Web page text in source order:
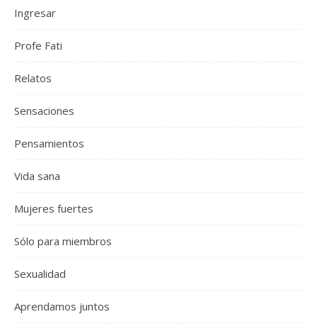
Ingresar
Profe Fati
Relatos
Sensaciones
Pensamientos
Vida sana
Mujeres fuertes
Sólo para miembros
Sexualidad
Aprendamos juntos